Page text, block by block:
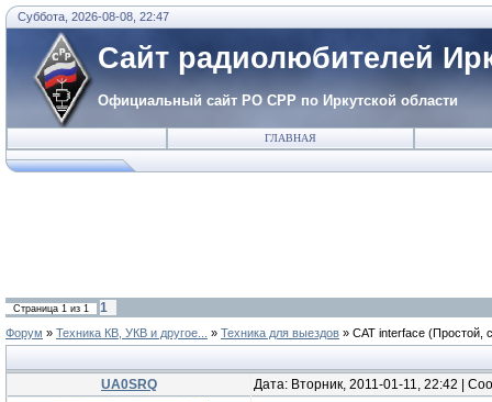
Суббота, 2026-08-08, 22:47
Сайт радиолюбителей
Официальный сайт РО СРР по Иркутской области
ГЛАВНАЯ
Страница 1 из 1 1
Форум » Техника КВ, УКВ и другое... » Техника для выездов » CAT interface (Простой,
UA0SRQ Дата: Вторник, 2011-01-11, 22:42 |